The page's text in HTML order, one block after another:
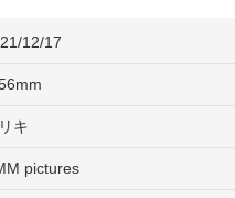
12/17
キ
pictures